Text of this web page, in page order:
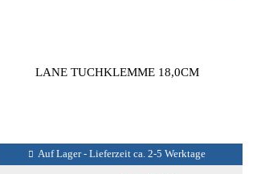
LANE TUCHKLEMME 18,0CM
Auf Lager - Lieferzeit ca. 2-5 Werktage